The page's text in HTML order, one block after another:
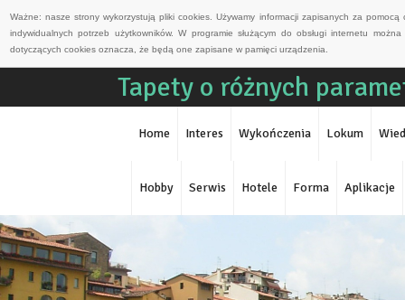
Ważne: nasze strony wykorzystują pliki cookies. Używamy informacji zapisanych za
indywidualnych potrzeb użytkowników. W programie służącym do obsługi internetu
dotyczących cookies oznacza, że będą one zapisane w pamięci urządzenia.
Tapety o różnych
Home Interes Wykończenia Lokum
Hobby Serwis Hotele Forma Aplikacje